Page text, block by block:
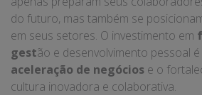
do futuro, mas também se
em seus setores. O investimento em
gestão e desenvolvimento pessoal
aceleração de negócios e o
cultura inovadora e colaborativa.